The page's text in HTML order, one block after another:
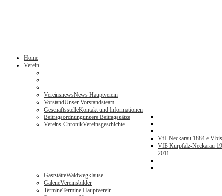
Home
Verein
VereinsnewsNews Hauptverein
VorstandUnser Vorstandsteam
GeschäftsstelleKontakt und Informationen
Beitragsordnungunsere Beitragssätze
Vereins-ChronikVereinsgeschichte
VfL Neckarau 1884 e.V.
VfB Kurpfalz-Neckarau
2011
GaststätteWaldwegklause
GalerieVereinsbilder
TermineTermine Hauptverein